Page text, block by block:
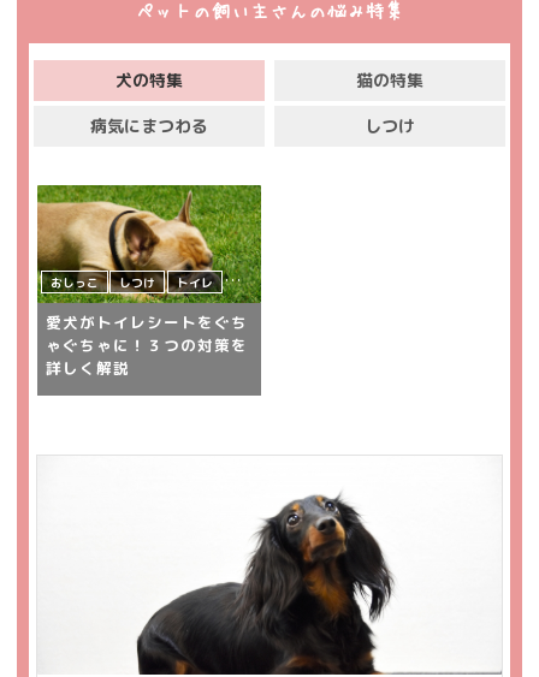
ペットの飼い主さんの悩み特集
犬の特集
猫の特集
病気にまつわる
しつけ
愛犬がトイレシートをぐち
ゃぐちゃに！３つの対策を
詳しく解説
おしっこ しつけ トイレ 犬